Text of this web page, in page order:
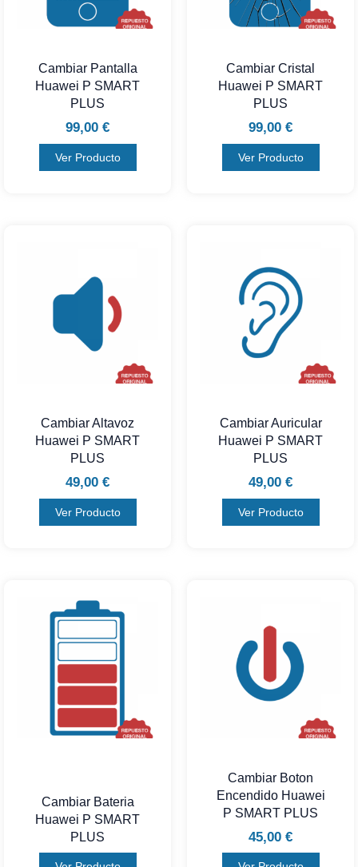
Cambiar Pantalla
Huawei P SMART
PLUS
99,00 €
Ver Producto
Cambiar Cristal
Huawei P SMART
PLUS
99,00 €
Ver Producto
Cambiar Altavoz
Huawei P SMART
PLUS
49,00 €
Ver Producto
Cambiar Auricular
Huawei P SMART
PLUS
49,00 €
Ver Producto
Cambiar Bateria
Huawei P SMART
PLUS
Cambiar Boton
Encendido Huawei
P SMART PLUS
45,00 €